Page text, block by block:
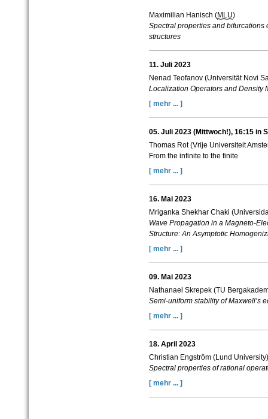
Maximilian Hanisch (MLU)
Spectral properties and bifurcations
structures
11. Juli 2023
Nenad Teofanov (Universität Novi
Localization Operators and Density
[ mehr ... ]
05. Juli 2023 (Mittwoch!), 16:15 in
Thomas Rot (Vrije Universiteit
From the infinite to the finite
[ mehr ... ]
16. Mai 2023
Mriganka Shekhar Chaki
Wave Propagation in a Magneto-
Structure: An Asymptotic
[ mehr ... ]
09. Mai 2023
Nathanael Skrepek (TU
Semi-uniform stability of Maxwell’s
[ mehr ... ]
18. April 2023
Christian Engström (Lund University)
Spectral properties of rational
[ mehr ... ]